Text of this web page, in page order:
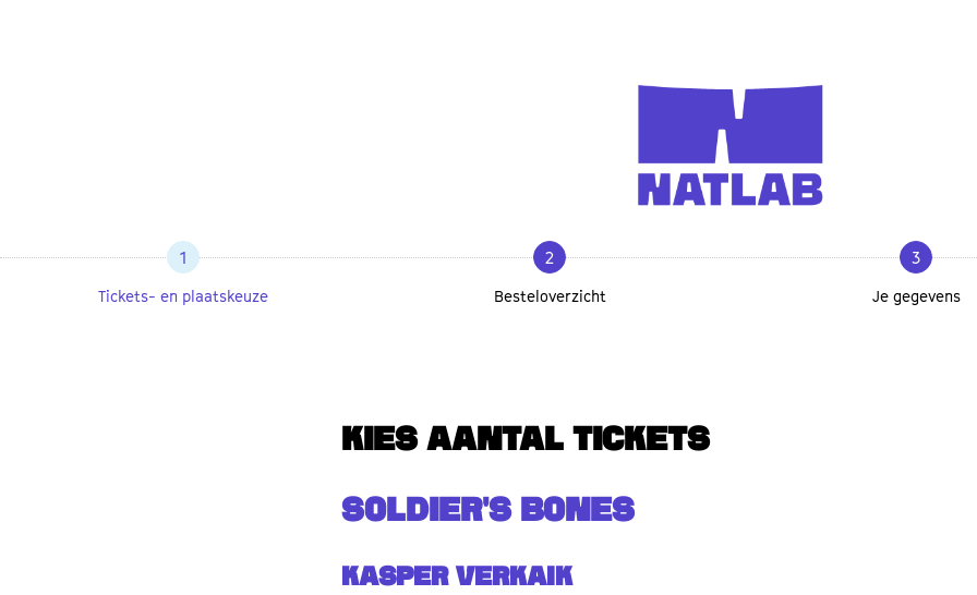
1
Tickets- en plaatskeuze
2
Besteloverzicht
3
Je gegevens
KIES AANTAL TICKETS
SOLDIER'S BONES
Kasper Verkaik